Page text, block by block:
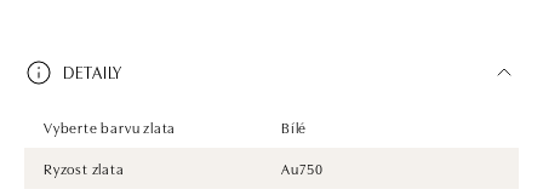
DETAILY
Vyberte barvu zlata
Bílé
Ryzost zlata
Au750